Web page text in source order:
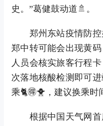
史。”葛健鼓动道🚿。
郑州东站疫情防控
郑中转可能会出现黄
人员会核实旅客行程
次落地核酸检测即可
乘🐈🉐🐥，建议换乘时
根据中国天气网首